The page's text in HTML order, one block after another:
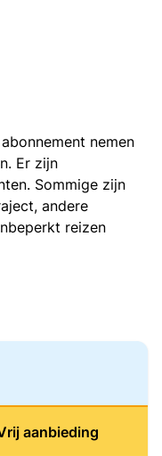
nemen
Er zijn
Sommige zijn
andere
reizen
aanbieding